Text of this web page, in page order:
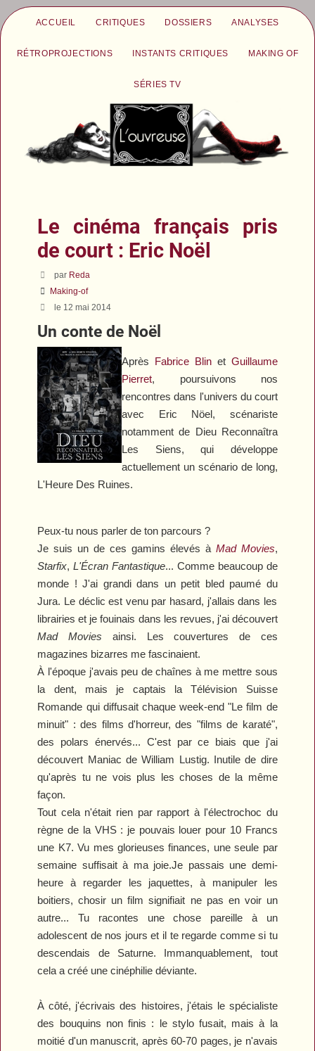
ACCUEIL CRITIQUES DOSSIERS ANALYSES
RÉTROPROJECTIONS INSTANTS CRITIQUES MAKING OF
SÉRIES TV
Le cinéma français pris
de court : Eric Noël
par Reda
Making-of
le 12 mai 2014
Un conte de Noël
Après Fabrice Blin et Guillaume
Pierret, poursuivons nos
rencontres dans l'univers du court
avec Eric Nöel, scénariste
notamment de Dieu Reconnaîtra
Les Siens,qui développe
actuellement un scénario de long,
L'Heure Des Ruines.
Peux-tu nous parler de ton parcours ?
Je suis un de ces gamins élevés à Mad Movies,
Starfix,L'Écran Fantastique... Comme beaucoup de
monde ! J'ai grandi dans un petit bled paumé du
Jura. Le déclic est venu par hasard, j'allais dans les
librairies et je fouinais dans les revues, j'ai découvert
Mad Movies ainsi. Les couvertures de ces
magazines bizarres me fascinaient.
À l'époque j'avais peu de chaînes à me mettre sous
la dent, mais je captais la Télévision Suisse
Romande qui diffusait chaque week-end"Le film de
minuit" : des films d'horreur, des "films de karaté",
des polars énervés... C'est par ce biais que j'ai
découvert Maniac de William Lustig. Inutile de dire
qu'après tu ne vois plus les choses de la même
façon.
Tout cela n'était rien par rapport à l'électrochoc du
règne de la VHS : je pouvais louer pour 10 Francs
une K7. Vu mes glorieuses finances, une seule par
semaine suffisait à ma joie.Je passais une demi-
heure à regarder les jaquettes, à manipuler les
boitiers, chosir un film signifiait ne pas en voir un
autre... Tu racontes une chose pareille à un
adolescent de nos jours et il te regarde comme si tu
descendais de Saturne. Immanquablement, tout
cela a créé une cinéphilie déviante.
À côté, j'écrivais des histoires, j'étais le spécialiste
des bouquins non finis : le stylo fusait, mais à la
moitié d'un manuscrit, après 60-70 pages, je n'avais